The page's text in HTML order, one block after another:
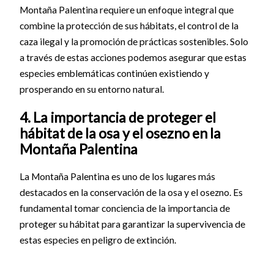
Montaña Palentina requiere un enfoque integral que
combine la protección de sus hábitats, el control de la
caza ilegal y la promoción de prácticas sostenibles. Solo
a través de estas acciones podemos asegurar que estas
especies emblemáticas continúen existiendo y
prosperando en su entorno natural.
4. La importancia de proteger el
hábitat de la osa y el osezno en la
Montaña Palentina
La Montaña Palentina es uno de los lugares más
destacados en la conservación de la osa y el osezno. Es
fundamental tomar conciencia de la importancia de
proteger su hábitat para garantizar la supervivencia de
estas especies en peligro de extinción.